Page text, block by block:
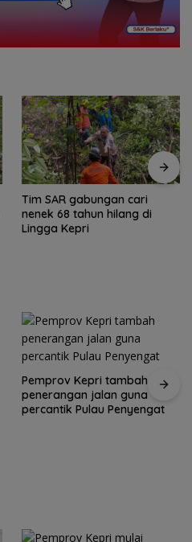
Tim SAR gabungan cari
nenek 68 tahun hilang di
Lingga Kepri
Pemprov Kepri tambah
penerangan jalan guna
percantik Pulau Penyengat